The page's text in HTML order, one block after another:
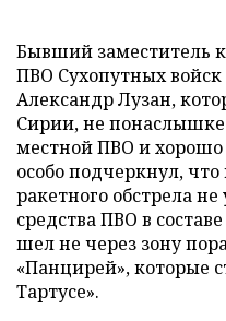
Бывший заместитель
ПВО Сухопутных
Александр Лузан,
Сирии, не понаслышке
местной ПВО и хорошо
особо подчеркнул,
ракетного обстрела
средства ПВО в
шел не через зону
«Панцирей», которые
Тартусе».